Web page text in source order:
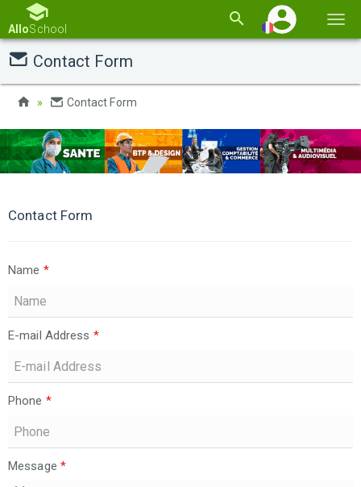
la
AlloSchool
Contact Form
Contact Form
Contact Form
Name *
E-mail Address *
Phone *
Message *